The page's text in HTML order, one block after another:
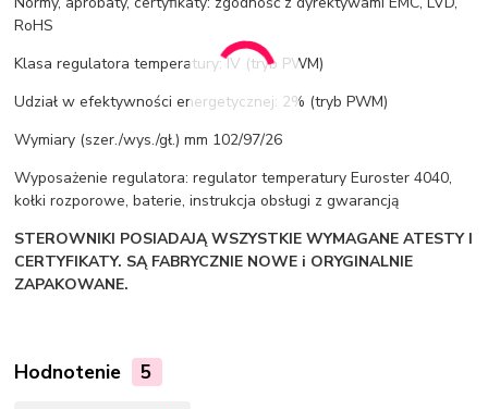
RoHS
Klasa regulatora temperatury: IV (tryb PWM)
Udział w efektywności energetycznej: 2% (tryb PWM)
Wymiary (szer./wys./gł.) mm 102/97/26
Wyposażenie regulatora: regulator temperatury Euroster 4040,
kołki rozporowe, baterie, instrukcja obsługi z gwarancją
STEROWNIKI POSIADAJĄ WSZYSTKIE WYMAGANE ATESTY I
CERTYFIKATY. SĄ FABRYCZNIE NOWE i ORYGINALNIE
ZAPAKOWANE.
Hodnotenie 5